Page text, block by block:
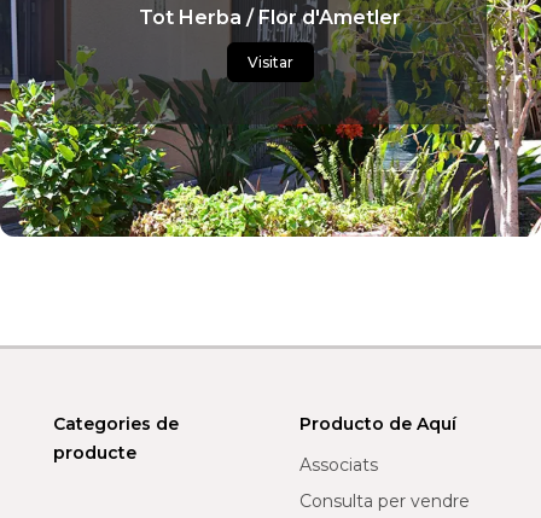
Tot Herba / Flor d'Ametler
Visitar
Categories de
producte
Producto de Aquí
Associats
Consulta per vendre